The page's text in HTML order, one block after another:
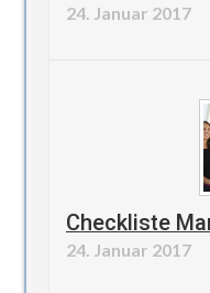
24. Januar 2017
Checkliste
24. Januar 2017